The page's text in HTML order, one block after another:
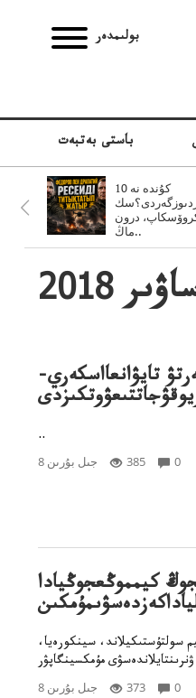
بولىمدەر
باستى بەتبەت
10 كۇندە نە
درون
ماڭ..
ءساۋىر
تايۋانعااسكەري-
..
8 جىل بۇرىن 385 0
كيمموڭعجوڭيادا
سولتۇستىكيلاند، سينكورەيا،
8 جىل بۇرىن 373 0